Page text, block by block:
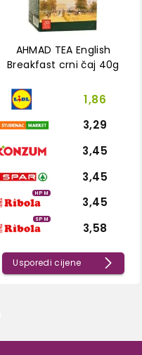
AHMAD TEA English
Breakfast crni čaj 40g
1,86
3,29
3,45
3,45
HPM
3,45
SPM
3,58
Usporedi cijene